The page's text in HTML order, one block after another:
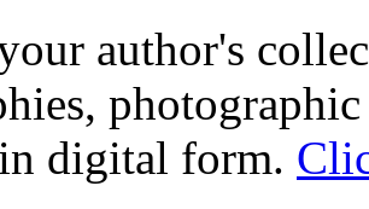
author's
digital form.